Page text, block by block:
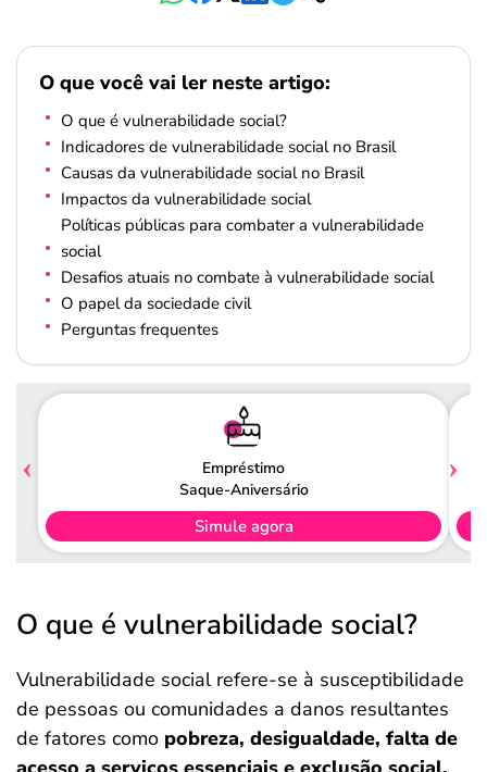
O que você vai ler neste artigo:
O que é vulnerabilidade social?
Indicadores de vulnerabilidade social no Brasil
Causas da vulnerabilidade social no Brasil
Impactos da vulnerabilidade social
Políticas públicas para combater a vulnerabilidade
social
Desafios atuais no combate à vulnerabilidade social
O papel da sociedade civil
Perguntas frequentes
Empréstimo
Saque-Aniversário
Simule agora
O que é vulnerabilidade social?
Vulnerabilidade social refere-se à susceptibilidade
de pessoas ou comunidades a danos resultantes
de fatores como pobreza, desigualdade, falta de